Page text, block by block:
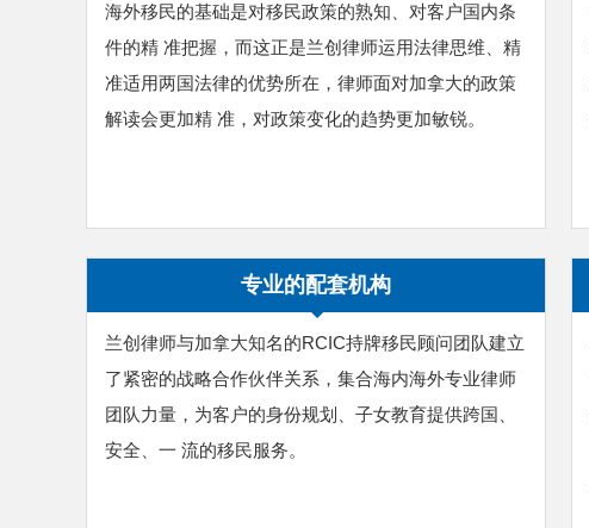
海外移民的基础是对移民政策的熟知、对客户国内条
件的精 准把握，而这正是兰创律师运用法律思维、精
准适用两国法律的优势所在，律师面对加拿大的政策
解读会更加精 准，对政策变化的趋势更加敏锐。
专业的配套机构
兰创律师与加拿大知名的RCIC持牌移民顾问团队建立
了紧密的战略合作伙伴关系，集合海内海外专业律师
团队力量，为客户的身份规划、子女教育提供跨国、
安全、一 流的移民服务。